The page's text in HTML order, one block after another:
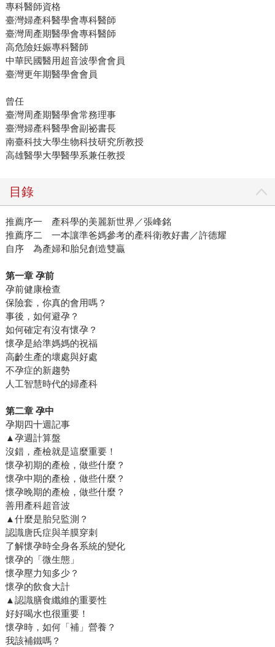
專科醫師資格
臺灣婦產科醫學會專科醫師
臺灣周產期醫學會專科醫師
高危險妊娠專科醫師
中華民國醫用超音波學會會員
臺灣更年期醫學會會員
曾任
臺灣周產期醫學會常務理事
臺灣婦產科醫學會副祕書長
南臺科技大學生物科技研究所教授
高雄醫學大學醫學系兼任教授
目錄
推薦序一 產科學的美麗新世界／張峰銘
推薦序二 一本讓準爸媽參考的產科衛教好書／許德耀
自序 為產婦和胎兒創造雙贏
第一章 孕前
孕前健康檢查
保險套，你真的會用嗎？
事後，如何避孕？
如何確定有沒有懷孕？
懷孕是給準媽媽的祝福
高齡生產的壞處與好處
不孕症的新趨勢
人工智慧時代的婦產科
第二章 孕中
孕期四十週記事
▲孕週計算盤
沒錯，產檢就是這麼重要！
懷孕初期的產檢，做些什麼？
懷孕中期的產檢，做些什麼？
懷孕晚期的產檢，做些什麼？
善用產科超音波
▲什麼是胎兒監測？
認識唐氏症與羊膜穿刺
了解懷孕時全身各系統的變化
懷孕的「微生態」
懷孕壓力知多少？
懷孕的飲食大計
▲認識膳食纖維的重要性
好好喝水也很重要！
懷孕時，如何「補」營養？
我該補鐵嗎？